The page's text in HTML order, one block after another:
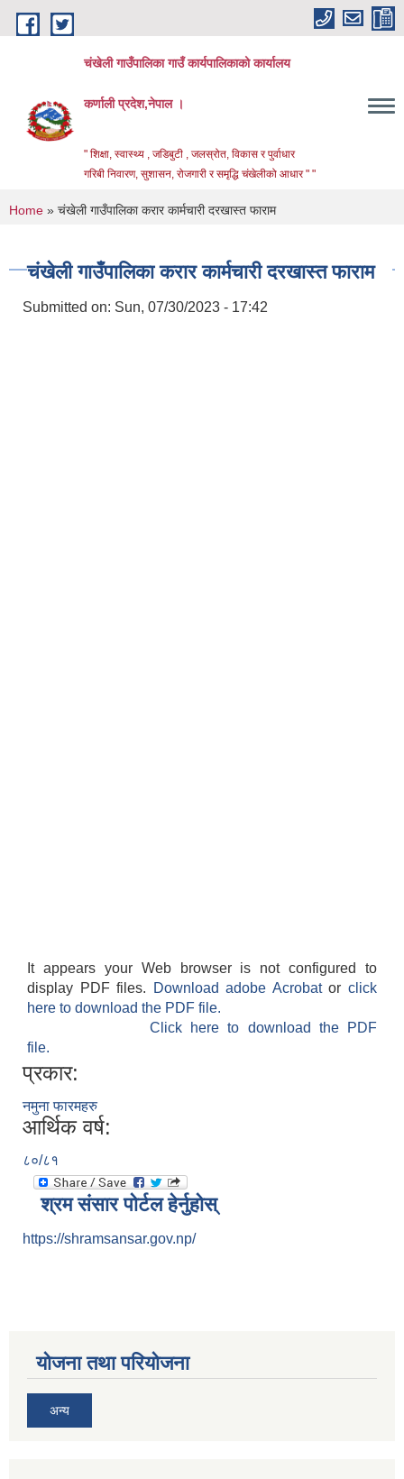
Skip to main content
चंखेली गाउँपालिका गाउँ कार्यपालिकाको कार्यालय
कर्णाली प्रदेश,नेपाल ।
" शिक्षा, स्वास्थ्य , जडिबुटी , जलस्रोत, विकास र पुर्वाधार
गरिबी निवारण, सुशासन, रोजगारी र समृद्धि चंखेलीको आधार " "
You are here
Home » चंखेली गाउँपालिका करार कार्मचारी दरखास्त फाराम
चंखेली गाउँपालिका करार कार्मचारी दरखास्त फाराम
Submitted on: Sun, 07/30/2023 - 17:42
It appears your Web browser is not configured to
display PDF files.
Download adobe Acrobatorclick
here to download the PDF file.
Click here to download the PDF
file.
प्रकार:
नमुना फारमहरु
आर्थिक वर्ष:
८०/८१
श्रम संसार पोर्टल हेर्नुहोस्
https://shramsansar.gov.np/
योजना तथा परियोजना
अन्य